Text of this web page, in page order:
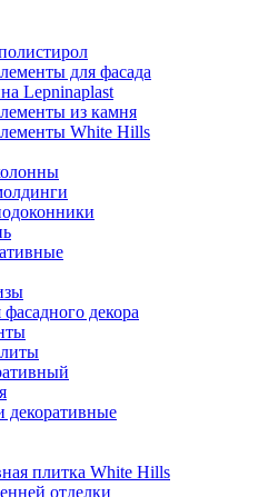
для фасада
Lepninaplast
из камня
White Hills
декора
декоративные
плитка White Hills
отделки